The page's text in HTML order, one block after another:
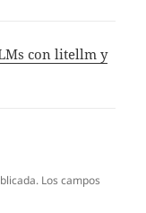
con litellm y
Los campos